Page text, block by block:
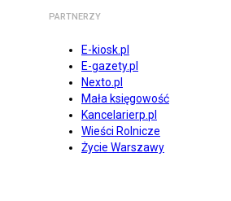
PARTNERZY
E-kiosk.pl
E-gazety.pl
Nexto.pl
Mała księgowość
Kancelarierp.pl
Wieści Rolnicze
Życie Warszawy